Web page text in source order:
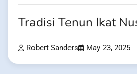
Tradisi Tenun Ikat
Robert Sanders May 23, 2025